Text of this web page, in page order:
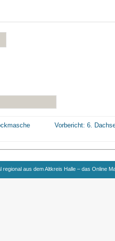
Vorbericht: 6.
aus dem Altkreis Halle – das Online